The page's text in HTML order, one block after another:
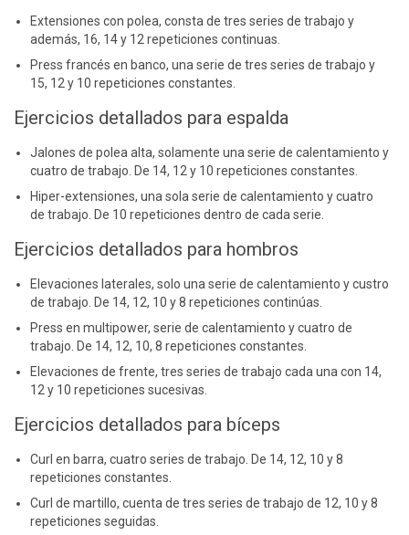
Extensiones con polea, consta de tres series de trabajo y
además, 16, 14 y 12 repeticiones continuas.
Press francés en banco, una serie de tres series de trabajo y
15, 12 y 10 repeticiones constantes.
Ejercicios detallados para espalda
Jalones de polea alta, solamente una serie de calentamiento y
cuatro de trabajo. De 14, 12 y 10 repeticiones constantes.
Hiper-extensiones, una sola serie de calentamiento y cuatro
de trabajo. De 10 repeticiones dentro de cada serie.
Ejercicios detallados para hombros
Elevaciones laterales, solo una serie de calentamiento y custro
de trabajo. De 14, 12, 10 y 8 repeticiones continúas.
Press en multipower, serie de calentamiento y cuatro de
trabajo. De 14, 12, 10, 8 repeticiones constantes.
Elevaciones de frente, tres series de trabajo cada una con 14,
12 y 10 repeticiones sucesivas.
Ejercicios detallados para bíceps
Curl en barra, cuatro series de trabajo. De 14, 12, 10 y 8
repeticiones constantes.
Curl de martillo, cuenta de tres series de trabajo de 12, 10 y 8
repeticiones seguidas.